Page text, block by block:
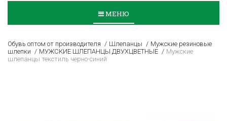
МЕНЮ
Обувь оптом от производителя Шлепанцы
Мужские резиновые
шлепки
МУЖСКИЕ ШЛЕПАНЦЫ ДВУХЦВЕТНЫЕ
Мужские
шлепанцы текстиль черно-синий